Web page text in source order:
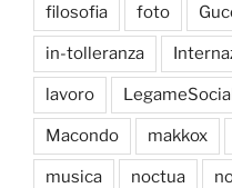
filosofia foto
in-tolleranza
lavoro
Macondo makkox
musica noctua